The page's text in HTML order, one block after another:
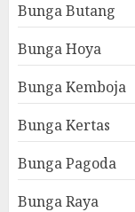
Bunga Butang
Bunga Hoya
Bunga Kemboja
Bunga Kertas
Bunga Pagoda
Bunga Raya